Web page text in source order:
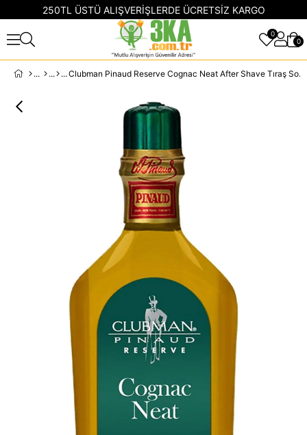
250TL ÜSTÜ ALIŞVERİŞLERDE ÜCRETSİZ KARGO
0
0
Clubman Pinaud Reserve Cognac Neat After Shave Tıraş Sonrası 177ML